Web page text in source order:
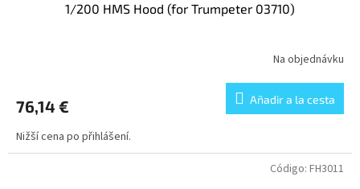
1/200 HMS Hood (for Trumpeter 03710)
Na objednávku
76,14 € Añadir a la cesta
Nižší cena po přihlášení.
Código: FH3011